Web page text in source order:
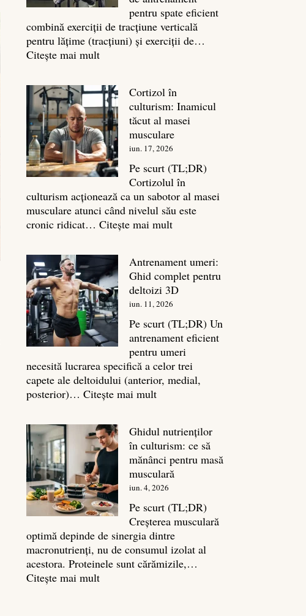
masa
pentru spate eficient
combină exerciții de tracțiune verticală
pentru lățime (tracțiuni) și exerciții de…
Citește mai mult:
spate:
Top
7
mișcări
pentru
un
spate
masiv
Cortizol în
culturism: Inamicul
tăcut al masei
musculare
iun. 17, 2026
Pe scurt (TL;DR)
Cortizolul în
culturism acționează ca un sabotor al masei
musculare atunci când nivelul său este
cronic ridicat…Citește mai mult:
culturism:
Inamicul
tăcut
al
masei
musculare
Antrenament umeri:
Ghid complet pentru
deltoizi 3D
iun. 11, 2026
Pe scurt (TL;DR) Un
antrenament eficient
pentru umeri
necesită lucrarea specifică a celor trei
capete ale deltoidului (anterior, medial,
posterior)…Citește mai mult:
Ghid
complet
pentru
deltoizi
3D
Ghidul nutrienților
în culturism: ce să
mănânci pentru masă
musculară
iun. 4, 2026
Pe scurt (TL;DR)
Creșterea musculară
optimă depinde de sinergia dintre
macronutrienți, nu de consumul izolat al
acestora. Proteinele sunt cărămizile,…
Citește mai mult: